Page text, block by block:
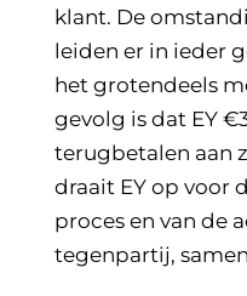
klant. De
leiden er in ieder
het grotendeels
gevolg is dat EY
terugbetalen aan
draait EY op voor
proces en van de
tegenpartij,